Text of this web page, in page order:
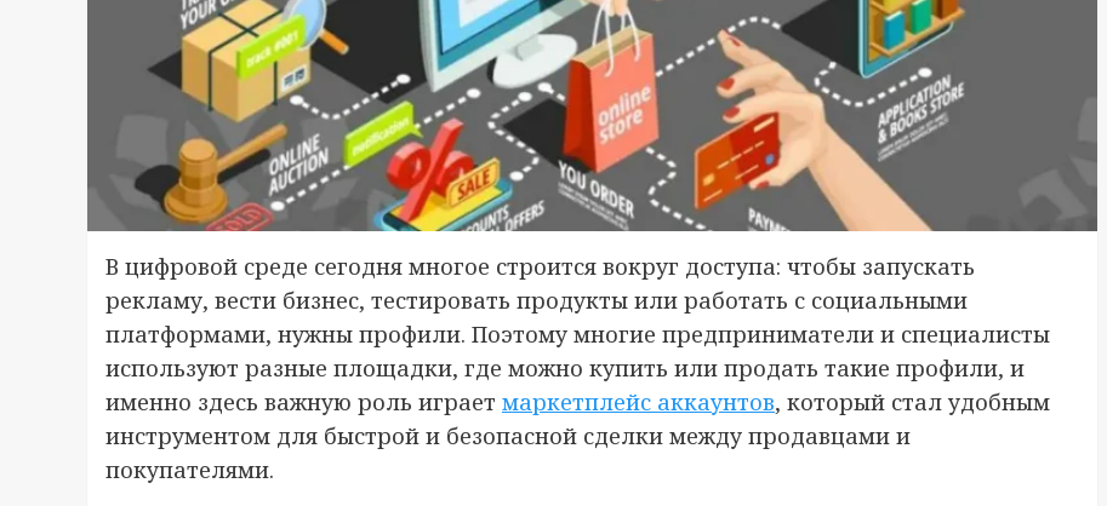
В цифровой среде сегодня многое строится вокруг доступа: чтобы запускать
рекламу, вести бизнес, тестировать продукты или работать с социальными
платформами, нужны профили. Поэтому многие предприниматели и специалисты
используют разные площадки, где можно купить или продать такие профили, и
именно здесь важную роль играет маркетплейс аккаунтов, который стал удобным
инструментом для быстрой и безопасной сделки между продавцами и
покупателями.